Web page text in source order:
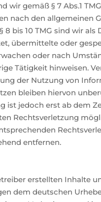
wir gemäß § 7 Abs.1
nach den allgemeinen
8 bis 10 TMG sind wir als
übermittelte oder
oder nach
Tätigkeit hinweisen.
der Nutzung von
bleiben hiervon
ist jedoch erst ab dem
Rechtsverletzung
entfernen.
erstellten Inhalte
dem deutschen